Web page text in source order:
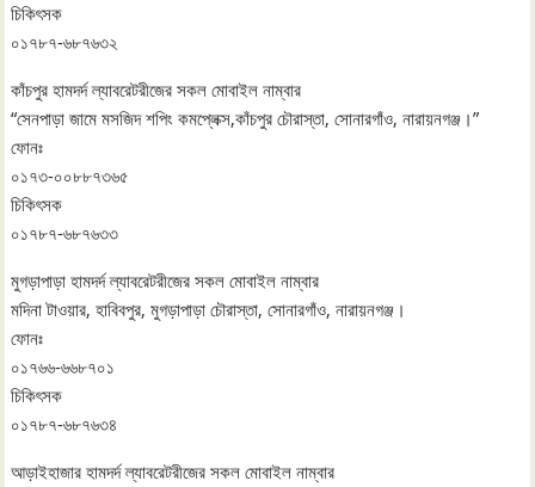
চিকিৎসক
০১৭৮৭-৬৮৭৬৩২
কাঁচপুর হামদর্দ ল্যাবরেটরীজের সকল মোবাইল নাম্বার
“সেনপাড়া জামে মসজিদ শপিং কমপ্লেক্স,কাঁচপুর চৌরাস্তা, সোনারগাঁও, নারায়নগঞ্জ।”
ফোনঃ
০১৭৩-০০৮৮৭৩৬৫
চিকিৎসক
০১৭৮৭-৬৮৭৬৩৩
মুগড়াপাড়া হামদর্দ ল্যাবরেটরীজের সকল মোবাইল নাম্বার
মদিনা টাওয়ার, হাবিবপুর, মুগড়াপাড়া চৌরাস্তা, সোনারগাঁও, নারায়নগঞ্জ।
ফোনঃ
০১৭৬৬-৬৬৮৭০১
চিকিৎসক
০১৭৮৭-৬৮৭৬৩৪
আড়াইহাজার হামদর্দ ল্যাবরেটরীজের সকল মোবাইল নাম্বার